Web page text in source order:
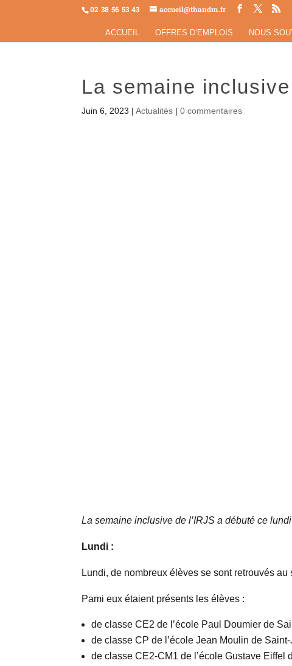
02 38 56 53 43 accueil@thandm.fr
ACCUEIL OFFRES D’EMPLOIS NOUS
La semaine
Juin 6, 2023 |Actualités |0 commentaires
La semaine inclusive de l’IRJS a débuté ce
Lundi :
Lundi, de nombreux élèves se sont retrouvés
Pami eux étaient présents les élèves :
de classe CE2 de l’école Paul Doumier de
de classe CP de l’école Jean Moulin de
de classe CE2-CM1 de l’école Gustave Eiffel